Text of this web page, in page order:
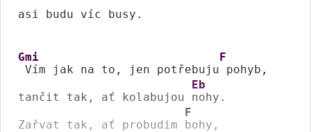
asi budu víc busy.
Gmi
Vím jak na to, jen potřebuju
F
pohyb,
tančit tak, ať kolabujou
Eb
nohy.
Zařvat tak, ať probudim
F
bohy,